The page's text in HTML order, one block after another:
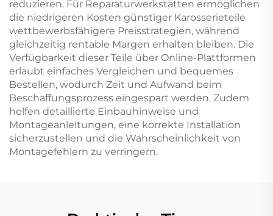
reduzieren. Für Reparaturwerkstätten ermöglichen
die niedrigeren Kosten günstiger Karosserieteile
wettbewerbsfähigere Preisstrategien, während
gleichzeitig rentable Margen erhalten bleiben. Die
Verfügbarkeit dieser Teile über Online-Plattformen
erlaubt einfaches Vergleichen und bequemes
Bestellen, wodurch Zeit und Aufwand beim
Beschaffungsprozess eingespart werden. Zudem
helfen detaillierte Einbauhinweise und
Montageanleitungen, eine korrekte Installation
sicherzustellen und die Wahrscheinlichkeit von
Montagefehlern zu verringern.